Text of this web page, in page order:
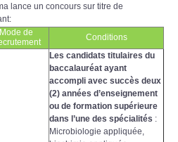
lance un concours sur titre de
Mode de
Conditions
Les candidats titulaires du
baccalauréat ayant
accompli avec succès deux
(2) années d’enseignement
ou de formation supérieure
dans l’une des spécialités :
Microbiologie appliquée,